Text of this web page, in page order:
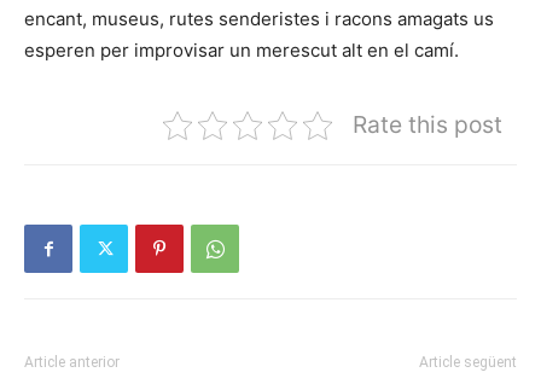
encant, museus, rutes senderistes i racons amagats us
esperen per improvisar un merescut alt en el camí.
Rate this post
Article anterior Article següent